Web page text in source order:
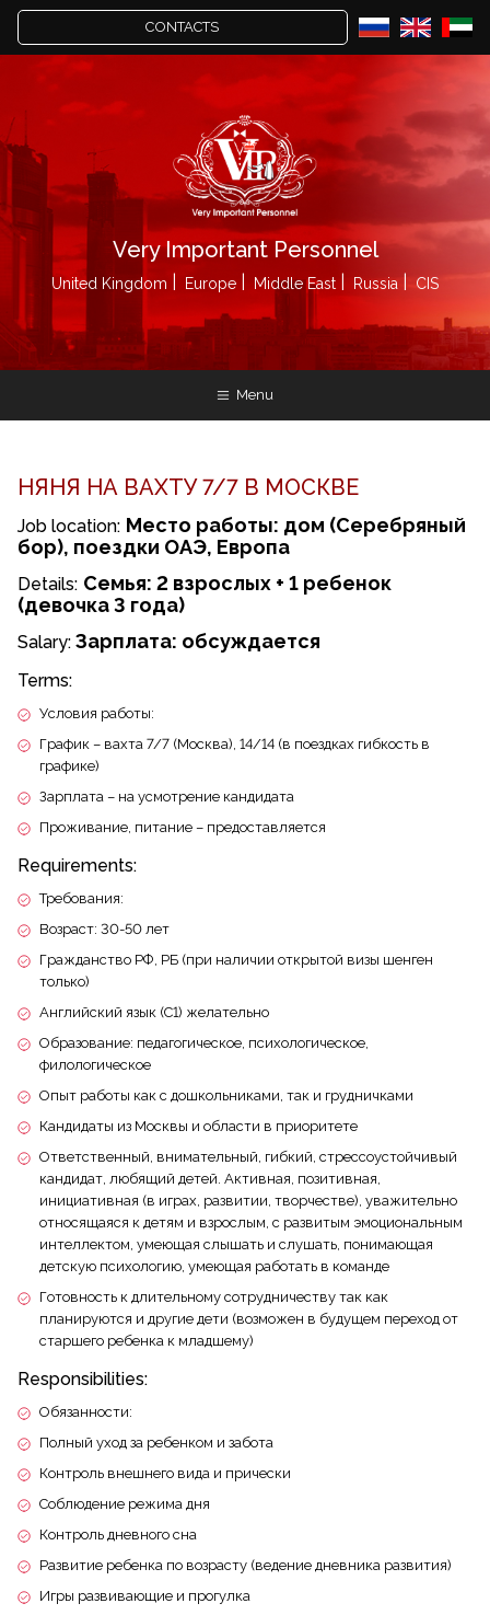
CONTACTS
Very Important Personnel
United Kingdom Europe Middle East Russia CIS
Menu
НЯНЯ НА ВАХТУ 7/7 В МОСКВЕ
Job location: Место работы: дом (Серебряный
бор), поездки ОАЭ, Европа
Details: Семья: 2 взрослых + 1 ребенок
(девочка 3 года)
Salary: Зарплата: обсуждается
Terms:
Условия работы:
График – вахта 7/7 (Москва), 14/14 (в поездках гибкость в
графике)
Зарплата – на усмотрение кандидата
Проживание, питание – предоставляется
Requirements:
Требования:
Возраст: 30-50 лет
Гражданство РФ, РБ (при наличии открытой визы шенген
только)
Английский язык (С1) желательно
Образование: педагогическое, психологическое,
филологическое
Опыт работы как с дошкольниками, так и грудничками
Кандидаты из Москвы и области в приоритете
Ответственный, внимательный, гибкий, стрессоустойчивый
кандидат, любящий детей. Активная, позитивная,
инициативная (в играх, развитии, творчестве), уважительно
относящаяся к детям и взрослым, с развитым эмоциональным
интеллектом, умеющая слышать и слушать, понимающая
детскую психологию, умеющая работать в команде
Готовность к длительному сотрудничеству так как
планируются и другие дети (возможен в будущем переход от
старшего ребенка к младшему)
Responsibilities:
Обязанности:
Полный уход за ребенком и забота
Контроль внешнего вида и прически
Соблюдение режима дня
Контроль дневного сна
Развитие ребенка по возрасту (ведение дневника развития)
Игры развивающие и прогулка